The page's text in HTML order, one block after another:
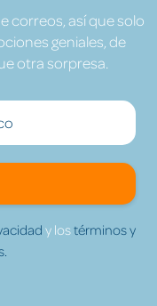
correos, así que solo
geniales, de
otra sorpresa.
y lostérminos y